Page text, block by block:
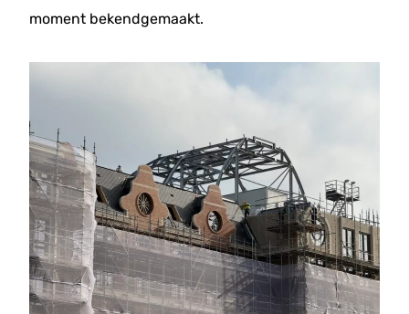
moment bekendgemaakt.